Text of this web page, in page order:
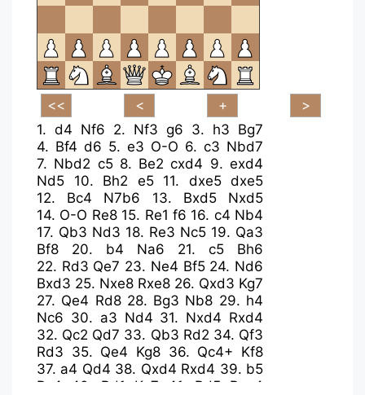
1. d4 Nf6 2. Nf3 g6 3. h3 Bg7
4. Bf4 d6 5. e3 O-O 6. c3 Nbd7
7. Nbd2 c5 8. Be2 cxd4 9.exd4
Nd5
10. Bh2 e5 11. dxe5 dxe5
12. Bc4 N7b6 13. Bxd5
Nxd5
14. O-O Re8 15. Re1 f6 16. c4 Nb4
17. Qb3 Nd3 18. Re3 Nc5 19. Qa3
Bf8
20. b4 Na6 21. c5
Bh6
22. Rd3 Qe7 23. Ne4 Bf5 24. Nd6
Bxd3 25. Nxe8 Rxe8 26. Qxd3 Kg7
27. Qe4 Rd8 28. Bg3 Nb8 29. h4
Nc6 30. a3 Nd4 31. Nxd4 Rxd4
32. Qc2 Qd7 33. Qb3 Rd2 34. Qf3
Rd3 35. Qe4 Kg8 36. Qc4+ Kf8
37. a4 Qd4 38. Qxd4 Rxd4 39. b5
Rc4
40. Rd1 Ke7 41. Rd5
Rxa4